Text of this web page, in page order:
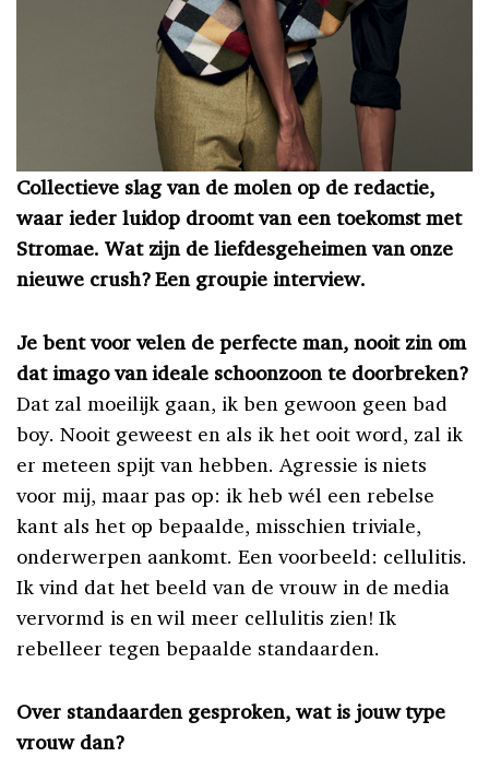
Collectieve slag van de molen op de redactie,
waar ieder luidop droomt van een toekomst met
Stromae. Wat zijn de liefdesgeheimen van onze
nieuwe crush? Een groupie interview.
Je bent voor velen de perfecte man, nooit zin om
dat imago van ideale schoonzoon te doorbreken?
Dat zal moeilijk gaan, ik ben gewoon geen bad
boy. Nooit geweest en als ik het ooit word, zal ik
er meteen spijt van hebben. Agressie is niets
voor mij, maar pas op: ik heb wél een rebelse
kant als het op bepaalde, misschien triviale,
onderwerpen aankomt. Een voorbeeld: cellulitis.
Ik vind dat het beeld van de vrouw in de media
vervormd is en wil meer cellulitis zien! Ik
rebelleer tegen bepaalde standaarden.
Over standaarden gesproken, wat is jouw type
vrouw dan?